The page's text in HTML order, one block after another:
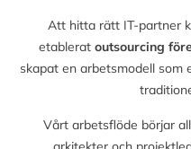
Att hitta rätt IT-partner
etablerat outsourcing
skapat en arbetsmodell som
Vårt arbetsflöde börjar